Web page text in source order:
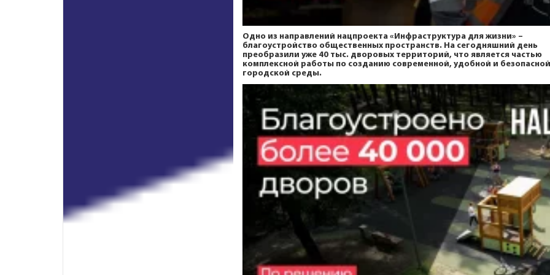
Одно из направлений нацпроекта «Инфраструктура для жизни» –
благоустройство общественных пространств. На сегодняшний день
преобразили уже 40 тыс. дворовых территорий, что является частью
комплексной работы по созданию современной, удобной и безопасной
городской среды.